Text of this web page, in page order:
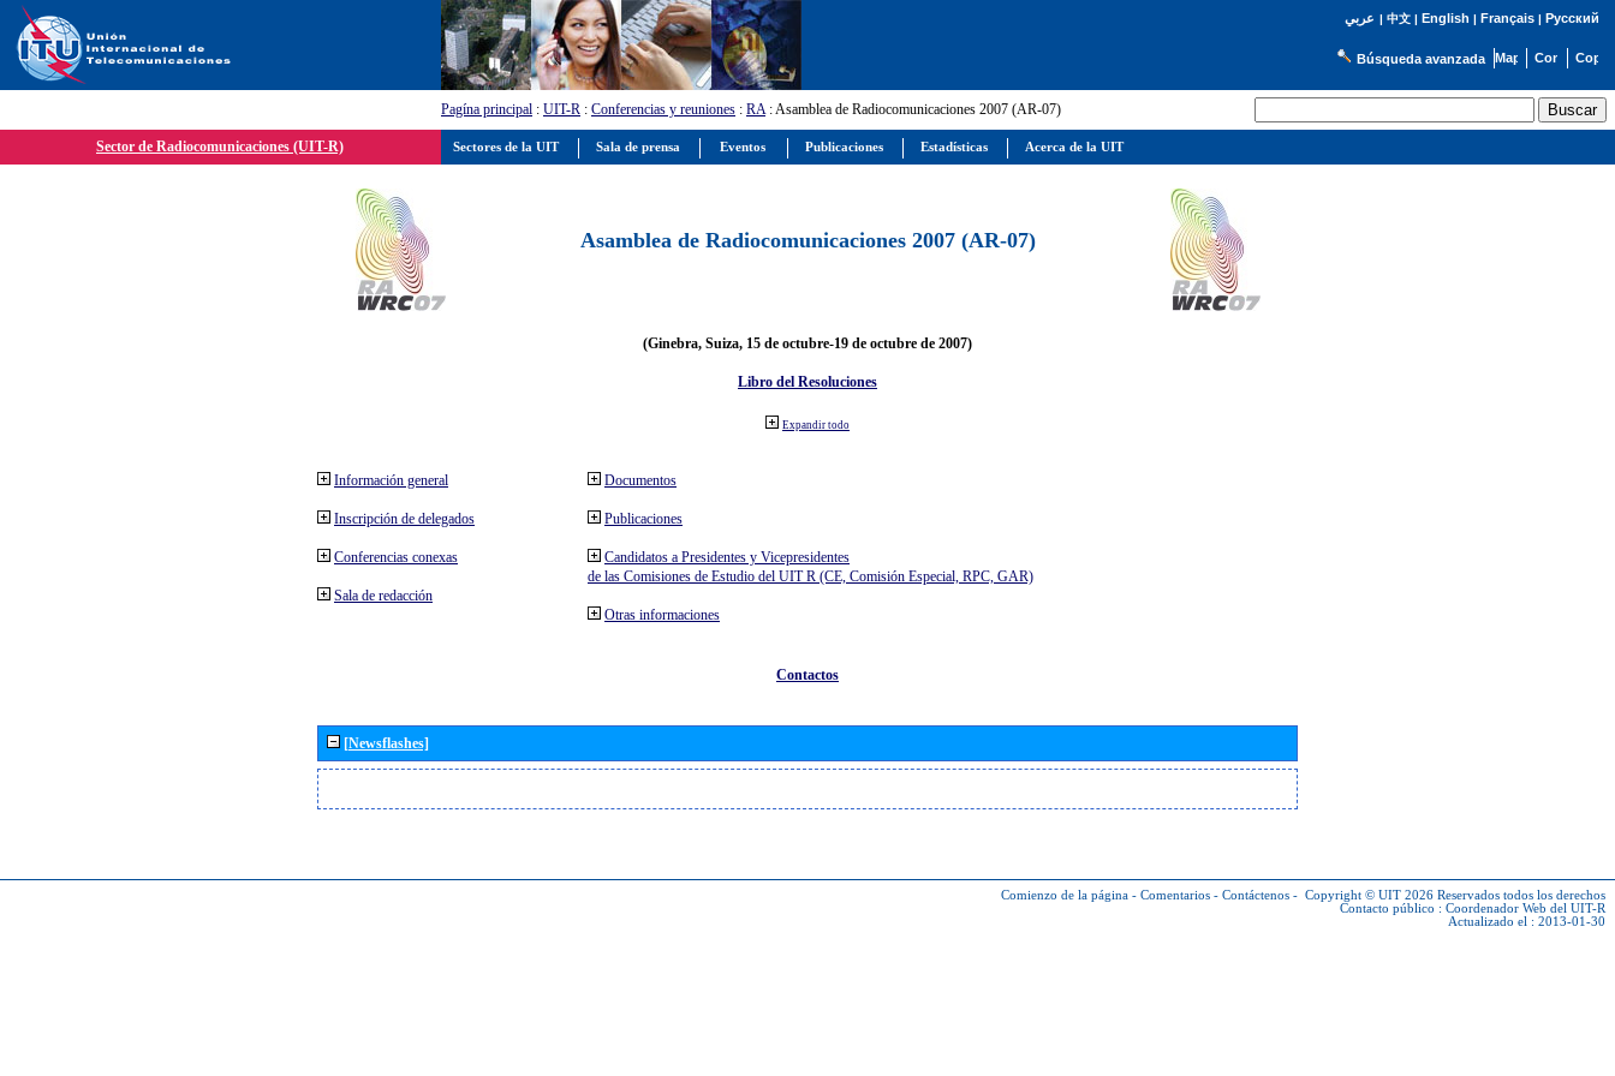
عربي | 中文| English | Français| Русский
Búsqueda avanzada
Pagína principal : UIT-R : Conferencias y reuniones : RA: Asamblea de Radiocomunicaciones 2007 (AR-07)
Sector de Radiocomunicaciones (UIT-R)
Asamblea de Radiocomunicaciones 2007 (AR-07)
(Ginebra, Suiza, 15 de octubre-19 de octubre de 2007)
Libro del Resoluciones
Expandir todo
Información general
Inscripción de delegados
Conferencias conexas
Sala de redacción
Documentos
Publicaciones
Candidatos a Presidentes y Vicepresidentes
de las Comisiones de Estudio del UIT R (CE, Comisión Especial, RPC, GAR)
Otras informaciones
Contactos
[Newsflashes]
Comienzo de la página - Comentarios - Contáctenos - Copyright © UIT 2026 Reservados todos los derechos
Contacto público : Coordenador Web del UIT-R
Actualizado el : 2013-01-30
Sectores de la UIT Sala de prensa Eventos Publicaciones Estadísticas Acerca de la UIT